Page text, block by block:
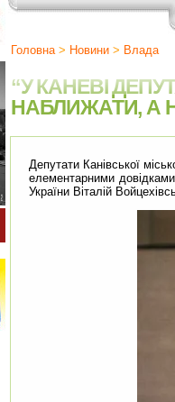
Головна> Новини > Влада
“У КАНЕВІ
НАБЛИЖАТИ, А
Депутати Канівської
елементарними
України Віталій